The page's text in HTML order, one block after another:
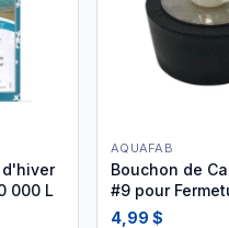
d'hiver
000 L
AQUAFAB
Bouchon de
#9 pour
26HWP209
4,99 $